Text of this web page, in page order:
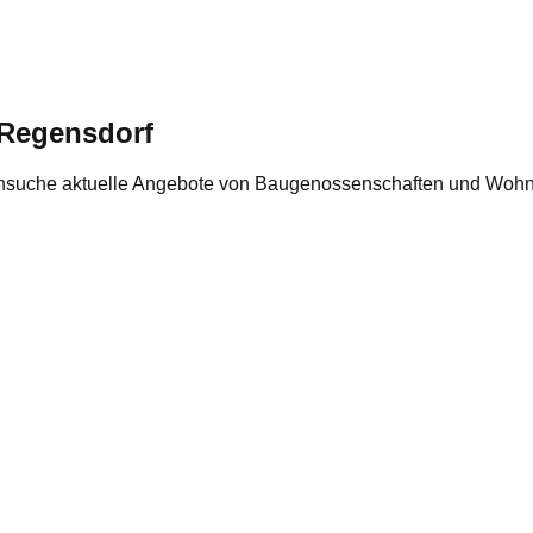
aktuelle Angebote von Baugenossenschaften und